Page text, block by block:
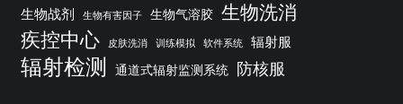
生物战剂 生物有害因子 生物气溶胶 生物洗消
疾控中心
皮肤洗消 训练模拟 软件系统 辐射服
辐射检测 通道式辐射监测系统 防核服